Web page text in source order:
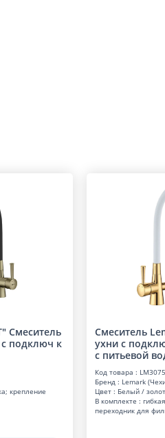
Смеситель
с подключ к
крепление
Смеситель
ухни с
с питьевой
Код товара :
Бренд : Lemark
Цвет : Белый /
В комплекте :
переходник для